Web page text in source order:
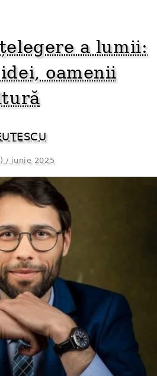
a lumii:
oamenii
/ iunie 2025